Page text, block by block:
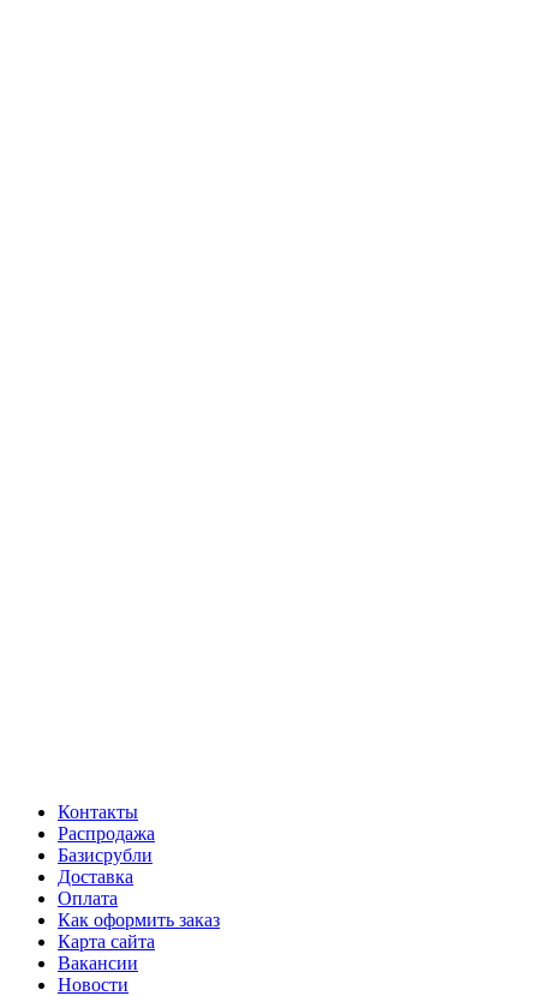
Контакты
Распродажа
Базисрубли
Доставка
Оплата
Как оформить заказ
Карта сайта
Вакансии
Новости